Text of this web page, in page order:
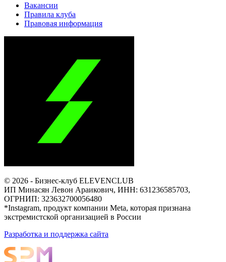
Вакансии
Правила клуба
Правовая информация
© 2026 - Бизнес-клуб ELEVENCLUB
ИП Минасян Левон Араикович, ИНН: 631236585703,
ОГРНИП: 323632700056480
*Instagram, продукт компании Meta, которая признана
экстремистской организацией в России
Разработка и поддержка сайта